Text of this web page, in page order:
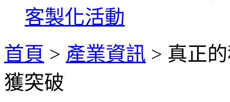
客製化活動
首頁 > 產業資訊 > 真正
獲突破